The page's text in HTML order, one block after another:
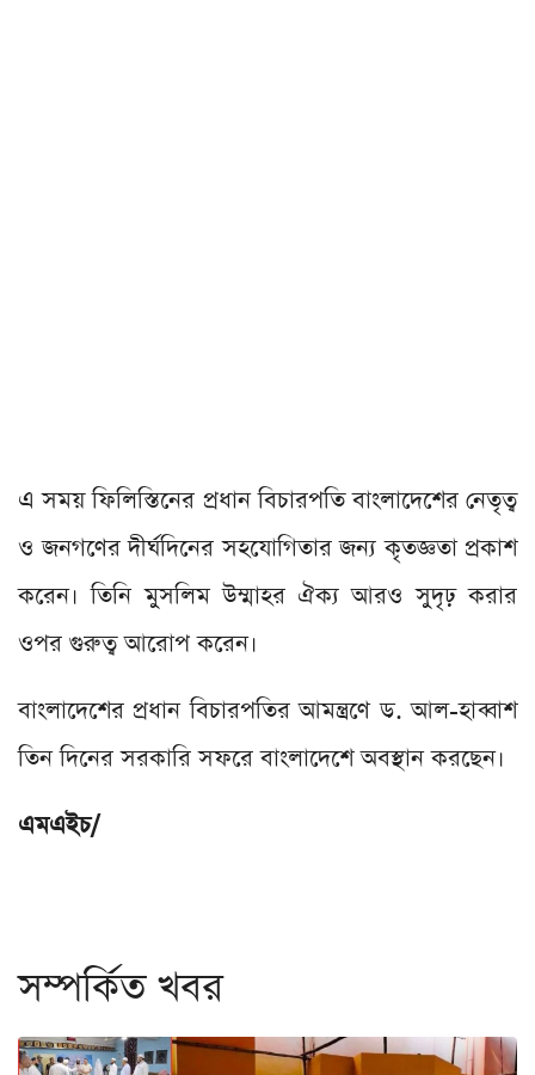
এ সময় ফিলিস্তিনের প্রধান বিচারপতি বাংলাদেশের নেতৃত্ব
ও জনগণের দীর্ঘদিনের সহযোগিতার জন্য কৃতজ্ঞতা প্রকাশ
করেন। তিনি মুসলিম উম্মাহর ঐক্য আরও সুদৃঢ় করার
ওপর গুরুত্ব আরোপ করেন।
বাংলাদেশের প্রধান বিচারপতির আমন্ত্রণে ড. আল-হাব্বাশ
তিন দিনের সরকারি সফরে বাংলাদেশে অবস্থান করছেন।
এমএইচ/
সম্পর্কিত খবর